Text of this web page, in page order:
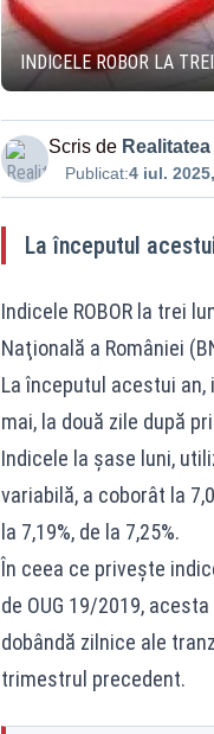
INDICELE ROBOR LA
Scris de
Publicat:4 iul.
La începutul
Indicele ROBOR la trei
Naţională a României
La începutul acestui an,
mai, la două zile după
Indicele la şase luni,
variabilă, a coborât la
la 7,19%, de la 7,25%.
În ceea ce priveşte
de OUG 19/2019,
dobândă zilnice ale
trimestrul precedent.